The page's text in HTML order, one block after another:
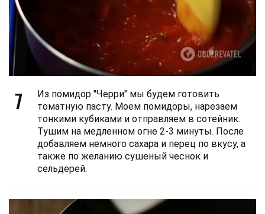
7
Из помидор "Черри" мы будем готовить
томатную пасту. Моем помидоры, нарезаем
тонкими кубиками и отправляем в сотейник.
Тушим на медленном огне 2-3 минуты. После
добавляем немного сахара и перец по вкусу, а
также по желанию сушеный чеснок и
сельдерей.